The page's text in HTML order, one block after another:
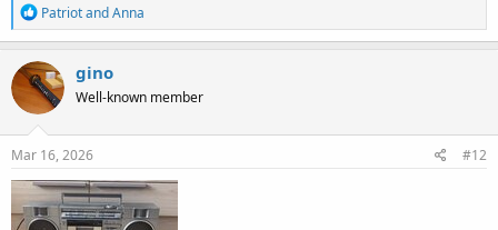
R
e
a
c
t
i
o
n
s
PatriotandAnna
gino
Well-known member
Mar 16, 2026 #12